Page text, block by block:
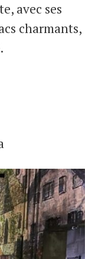
avec ses
charmants,